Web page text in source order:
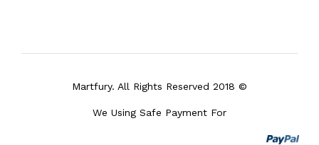
© 2018 Martfury. All Rights Reserved
We Using Safe Payment For